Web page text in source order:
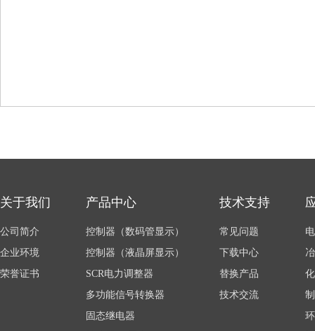
关于我们
公司简介
企业环境
荣誉证书
产品中心
控制器（数码管显示）
控制器（液晶屏显示）
SCR电力调整器
多功能信号转换器
固态继电器
技术支持
常见问题
下载中心
替换产品
技术交流